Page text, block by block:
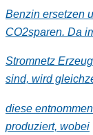
Benzin ersetzen
CO2sparen. Da
Stromnetz
sind, wird
diese
produziert, wobei